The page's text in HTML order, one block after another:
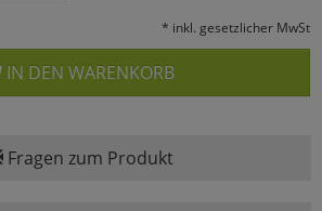
* inkl. gesetzlicher MwSt
IN DEN WARENKORB
Fragen zum Produkt